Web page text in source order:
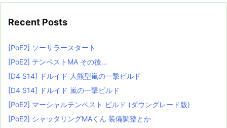
Recent Posts
[PoE2] ソーサラースタート
[PoE2] テンペストMA その後…
[D4 S14] ドルイド 人熊型嵐の一撃ビルド
[D4 S14] ドルイド 嵐の一撃ビルド
[PoE2] マーシャルテンペスト ビルド (ダウングレード版)
[PoE2] シャッタリングMAくん 装備調整とか